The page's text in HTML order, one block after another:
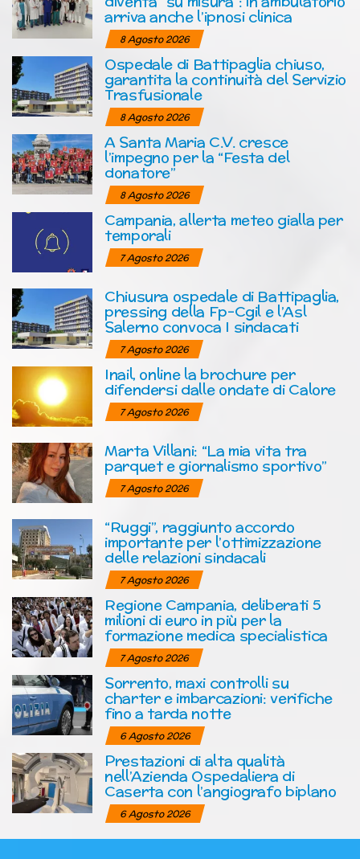
arriva anche l’ipnosi clinica
8 Agosto 2026
Ospedale di Battipaglia chiuso,
garantita la continuità del Servizio
Trasfusionale
8 Agosto 2026
A Santa Maria C.V. cresce
l’impegno per la “Festa del
donatore”
8 Agosto 2026
Campania, allerta meteo gialla per
temporali
7 Agosto 2026
Chiusura ospedale di Battipaglia,
pressing della Fp-Cgil e l’Asl
Salerno convoca I sindacati
7 Agosto 2026
Inail, online la brochure per
difendersi dalle ondate di Calore
7 Agosto 2026
Marta Villani: “La mia vita tra
parquet e giornalismo sportivo”
7 Agosto 2026
“Ruggi”, raggiunto accordo
importante per l’ottimizzazione
delle relazioni sindacali
7 Agosto 2026
Regione Campania, deliberati 5
milioni di euro in più per la
formazione medica specialistica
7 Agosto 2026
Sorrento, maxi controlli su
charter e imbarcazioni: verifiche
fino a tarda notte
6 Agosto 2026
Prestazioni di alta qualità
nell’Azienda Ospedaliera di
Caserta con l’angiografo biplano
6 Agosto 2026